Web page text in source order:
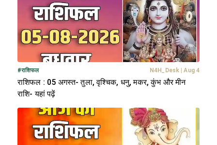
#राशिफल N4H_Desk Aug 4
राशिफल : 05 अगस्त- तुला, वृश्चिक, धनु, मकर, कुंभ और मीन
राशि- यहां पढ़ें